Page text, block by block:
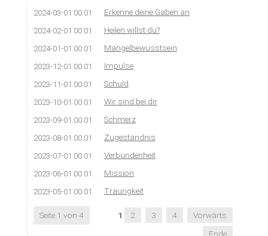
2024-03-01 00:01 Erkenne deine Gaben an
2024-02-01 00:01 Heilen willst du?
2024-01-01 00:01 Mangelbewusstsein
2023-12-01 00:01 Impulse
2023-11-01 00:01 Schuld
2023-10-01 00:01 Wir sind bei dir
2023-09-01 00:01 Schmerz
2023-08-01 00:01 Zugeständnis
2023-07-01 00:01 Verbundenheit
2023-06-01 00:01 Mission
2023-05-01 00:01 Traurigkeit
Seite 1 von 4 1 2 3 4
Vorwärts
Ende